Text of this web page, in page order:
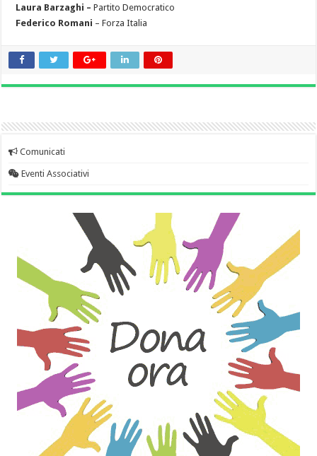
Laura Barzaghi –Partito Democratico
Federico Romani – Forza Italia
Comunicati
Eventi Associativi